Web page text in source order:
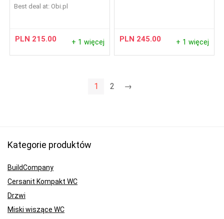
Best deal at: obi.pl
PLN 215.00 + 1 więcej PLN 245.00 + 1 więcej
1 2 →
Kategorie produktów
BuildCompany
Cersanit Kompakt WC
Drzwi
Miski wiszące WC